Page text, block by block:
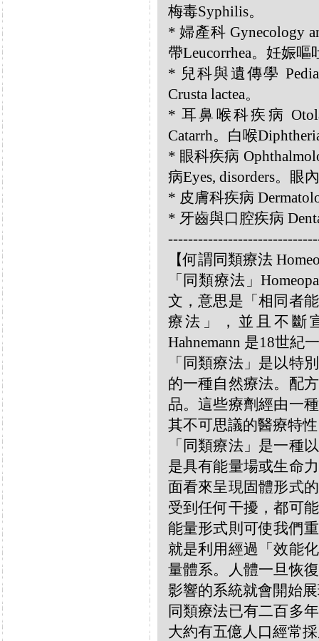
梅毒Syphilis。
* 婦產科 Gynecology
帶Leucorrhea。妊娠嘔
* 兒科與遺傳學
Crusta lactea。
* 耳鼻喉科疾病
Catarrh。白喉
* 眼科疾病
病Eyes, disorders。眼
* 皮膚科疾病
* 牙齒與口腔疾病
【何謂同類療法
「同類療法」
文，意思是「相同者
療法」，並且不斷
Hahnemann 是18世紀
「同類療法」是以特
的一種自然療法。配
品。這些療劑經由一
其不可思議的醫療特
「同類療法」是一種
是具有能量場或生命
面看來呈現固體形式
受到任何干擾，都可
能量形式則可使我們
就是利用經過「效能
量體系。人體一旦恢
影響的系統就會開始
同類療法已有二百多
大約有五億人口經常